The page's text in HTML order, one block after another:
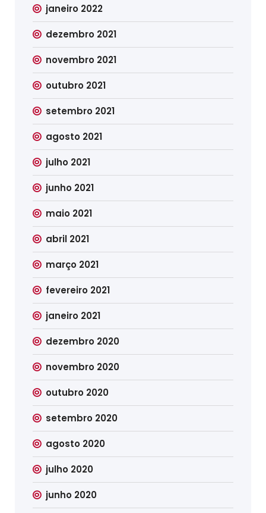
janeiro 2022
dezembro 2021
novembro 2021
outubro 2021
setembro 2021
agosto 2021
julho 2021
junho 2021
maio 2021
abril 2021
março 2021
fevereiro 2021
janeiro 2021
dezembro 2020
novembro 2020
outubro 2020
setembro 2020
agosto 2020
julho 2020
junho 2020